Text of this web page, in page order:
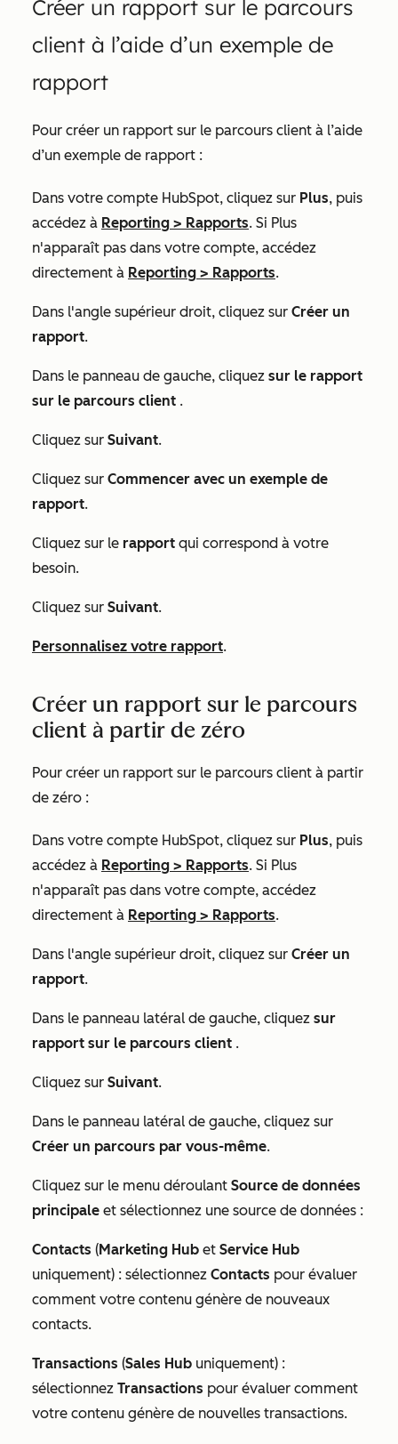
Créer un rapport sur le parcours
client à l’aide d’un exemple de
rapport
Pour créer un rapport sur le parcours client à l’aide
d’un exemple de rapport :
Dans votre compte HubSpot, cliquez sur Plus, puis
accédez à Reporting > Rapports. Si Plus
n'apparaît pas dans votre compte, accédez
directement à Reporting > Rapports.
Dans l'angle supérieur droit, cliquez sur Créer un
rapport.
Dans le panneau de gauche, cliquez sur le rapport
sur le parcours client .
Cliquez sur Suivant.
Cliquez sur Commencer avec un exemple de
rapport.
Cliquez sur le rapport qui correspond à votre
besoin.
Cliquez sur Suivant.
Personnalisez votre rapport.
Créer un rapport sur le parcours
client à partir de zéro
Pour créer un rapport sur le parcours client à partir
de zéro :
Dans votre compte HubSpot, cliquez sur Plus, puis
accédez à Reporting > Rapports. Si Plus
n'apparaît pas dans votre compte, accédez
directement à Reporting > Rapports.
Dans l'angle supérieur droit, cliquez sur Créer un
rapport.
Dans le panneau latéral de gauche, cliquez sur
rapport sur le parcours client .
Cliquez sur Suivant.
Dans le panneau latéral de gauche, cliquez sur
Créer un parcours par vous-même.
Cliquez sur le menu déroulant Source de données
principale et sélectionnez une source de données :
Contacts (Marketing Hub et Service Hub
uniquement) : sélectionnez Contacts pour évaluer
comment votre contenu génère de nouveaux
contacts.
Transactions (Sales Hub uniquement) :
sélectionnez Transactions pour évaluer comment
votre contenu génère de nouvelles transactions.